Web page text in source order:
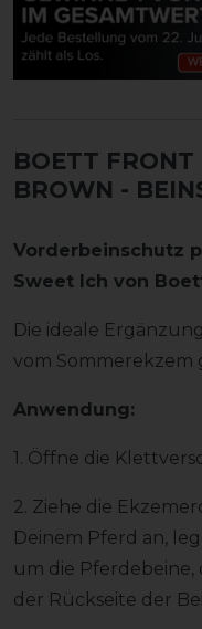
BOETT
BROWN -
Vorderbeinschutz
Sweet Ich von
Die ideale
vom Sommerekzem
Anwendung:
1. Öffne die
2. Ziehe die
Deinem Pferd an,
um die Pferdebeine,
der Rückseite der